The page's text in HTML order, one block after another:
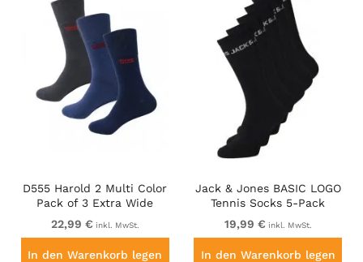
D555 Harold 2 Multi Color
Pack of 3 Extra Wide
Comfort Fit Socks
22,99 € inkl. MwSt.
In den Warenkorb legen
Jack & Jones BASIC LOGO
Tennis Socks 5-Pack
Black
19,99 € inkl. MwSt.
In den Warenkorb legen